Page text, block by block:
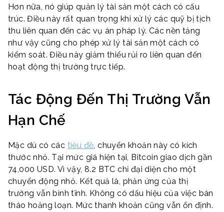
Hơn nữa, nó giúp quản lý tài sản một cách có cấu
trúc. Điều này rất quan trọng khi xử lý các quỹ bị tịch
thu liên quan đến các vụ án pháp lý. Các nền tảng
như vậy cũng cho phép xử lý tài sản một cách có
kiểm soát. Điều này giảm thiểu rủi ro liên quan đến
hoạt động thị trường trực tiếp.
Tác Động Đến Thị Trường Vẫn
Hạn Chế
Mặc dù có các tiêu đề, chuyển khoản này có kích
thước nhỏ. Tại mức giá hiện tại, Bitcoin giao dịch gần
74,000 USD. Vì vậy, 8.2 BTC chỉ đại diện cho một
chuyển động nhỏ. Kết quả là, phản ứng của thị
trường vẫn bình tĩnh. Không có dấu hiệu của việc bán
tháo hoảng loạn. Mức thanh khoản cũng vẫn ổn định.